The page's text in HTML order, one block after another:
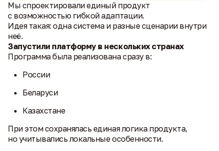
Мы спроектировали единый продукт
с возможностью гибкой адаптации.
Идея такая: одна система и разные сценарии внутри
неё.
Запустили платформу в нескольких странах
Программа была реализована сразу в:
России
Беларуси
Казахстане
При этом сохранялась единая логика продукта,
но учитывались локальные особенности.